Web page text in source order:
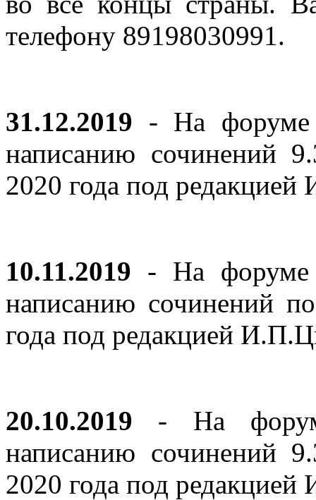
телефону 89198030991.
31.12.2019 - На форуме
написанию сочинений
2020 года под
10.11.2019 - На форуме
написанию сочинений
года под редакцией
20.10.2019 - На
написанию сочинений
2020 года под